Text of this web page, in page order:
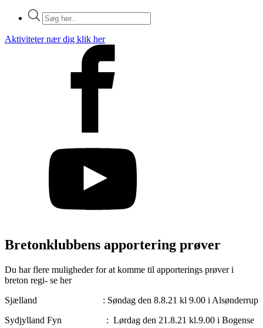
Products
search
Aktiviteter nær dig klik her
Bretonklubbens apportering prøver
Du har flere muligheder for at komme til apporterings prøver i
breton regi- se her
Sjælland : Søndag den 8.8.21 kl 9.00 i Alsønderrup
Sydjylland Fyn : Lørdag den 21.8.21 kl.9.00 i Bogense